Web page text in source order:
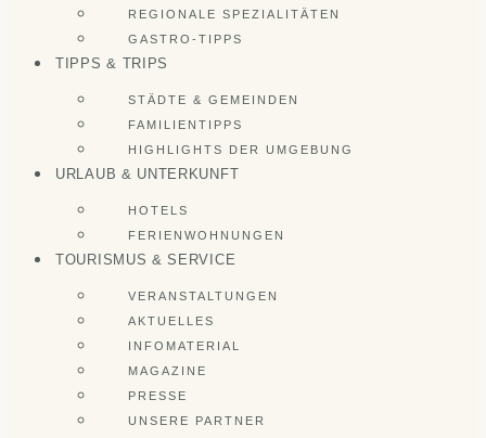
REGIONALE SPEZIALITÄTEN
GASTRO-TIPPS
TIPPS & TRIPS
STÄDTE & GEMEINDEN
FAMILIENTIPPS
HIGHLIGHTS DER UMGEBUNG
URLAUB & UNTERKUNFT
HOTELS
FERIENWOHNUNGEN
TOURISMUS & SERVICE
VERANSTALTUNGEN
AKTUELLES
INFOMATERIAL
MAGAZINE
PRESSE
UNSERE PARTNER